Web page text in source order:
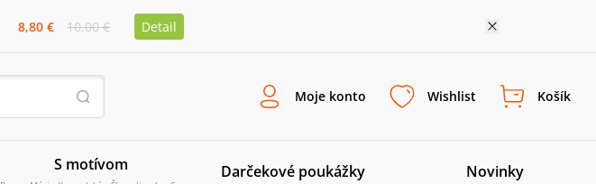
8,80 € 10,00 € Detail
Moje konto Wishlist Košík
S motívom Darčekové poukážky Novinky